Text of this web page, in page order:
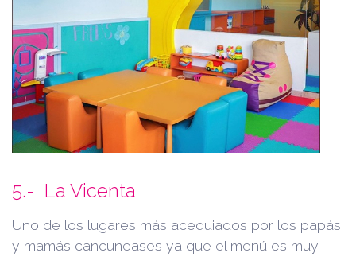
5.- La Vicenta
Uno de los lugares más acequiados por los papás
y mamás cancuneases ya que el menú es muy